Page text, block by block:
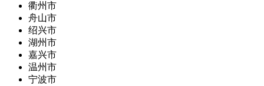
衢州市
舟山市
绍兴市
湖州市
嘉兴市
温州市
宁波市